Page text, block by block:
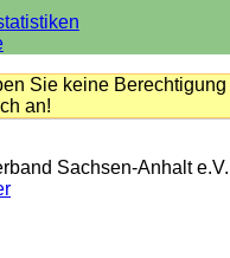
Sie keine
an!
Sachsen-Anhalt e.V.